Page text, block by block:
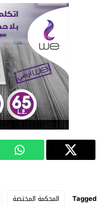
Tagged المحكمة المختصة